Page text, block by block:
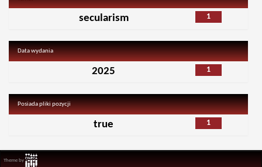
1
secularism
Data wydania
1
2025
Posiada pliki pozycji
1
true
Theme by